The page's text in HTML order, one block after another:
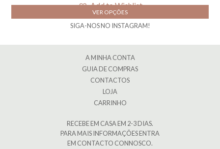
Add to Wishlist
VER OPÇÕES
SIGA-NOS NO INSTAGRAM!
A MINHA CONTA
GUIA DE COMPRAS
CONTACTOS
LOJA
CARRINHO
RECEBE EM CASA EM 2-3 DIAS.
PARA MAIS INFORMAÇÕES ENTRA
EM CONTACTO CONNOSCO.